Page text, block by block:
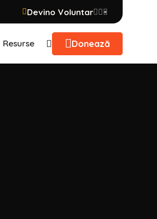
Devino Voluntar
Resurse Donează